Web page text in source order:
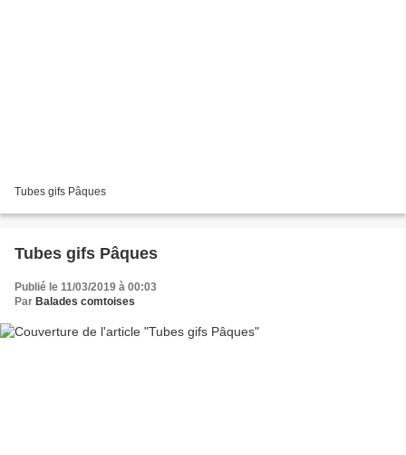
Tubes gifs Pâques
Tubes gifs Pâques
Publié le 11/03/2019 à 00:03
Par Balades comtoises